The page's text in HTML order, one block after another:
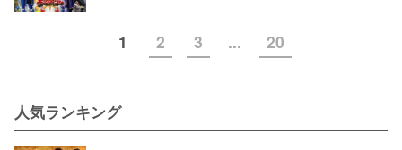
1 2 3 ... 20
人気ランキング